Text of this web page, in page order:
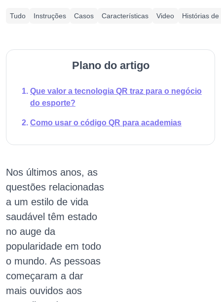
Tudo Instruções Casos Características Video Histórias de
Plano do artigo
Que valor a tecnologia QR traz para o negócio
do esporte?
Como usar o código QR para academias
Nos últimos anos, as
questões relacionadas
a um estilo de vida
saudável têm estado
no auge da
popularidade em todo
o mundo. As pessoas
começaram a dar
mais ouvidos aos